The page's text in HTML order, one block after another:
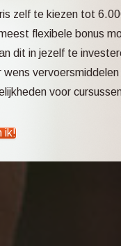
zelf te kiezen tot
flexibele bonus
dit in jezelf te
wens
voor
ik!